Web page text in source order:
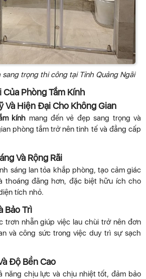
trọng thi công tại Tỉnh Quảng Ngãi
Phòng Tắm Kính
Và Hiện Đại Cho Không Gian
kính mang đến vẻ đẹp sang trọng và
phòng tắm trở nên tinh tế và đẳng cấp
Và Rộng Rãi
sáng lan tỏa khắp phòng, tạo cảm giác
thoáng đãng hơn, đặc biệt hữu ích cho
tích nhỏ.
Bảo Trì
trơn nhẵn giúp việc lau chùi trở nên đơn
và công sức trong việc duy trì sự sạch
Độ Bền Cao
năng chịu lực và chịu nhiệt tốt, đảm bảo